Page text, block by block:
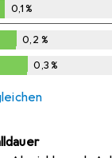
0,1%
%
0,2 %
0,3%